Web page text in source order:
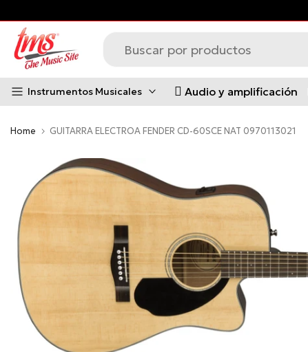
contenido
Instrumentos Musicales Audio y amplificación
Home GUITARRA ELECTROA FENDER CD-60SCE NAT 0970113021